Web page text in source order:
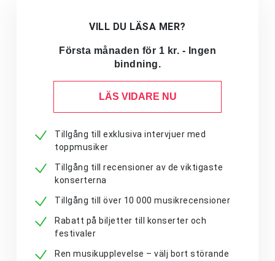
VILL DU LÄSA MER?
Första månaden för 1 kr. - Ingen
bindning.
LÄS VIDARE NU
Tillgång till exklusiva intervjuer med
toppmusiker
Tillgång till recensioner av de viktigaste
konserterna
Tillgång till över 10 000 musikrecensioner
Rabatt på biljetter till konserter och
festivaler
Ren musikupplevelse – välj bort störande